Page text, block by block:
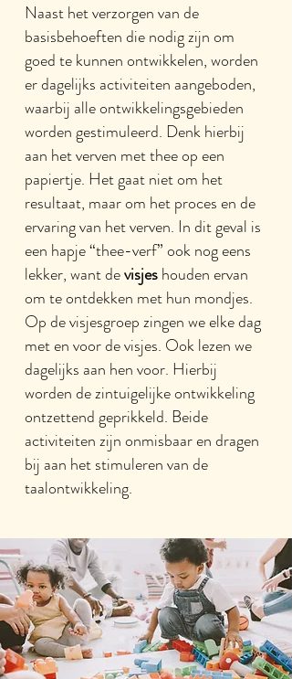
Naast het verzorgen van de
basisbehoeften die nodig zijn om
goed te kunnen ontwikkelen, worden
er dagelijks activiteiten aangeboden,
waarbij alle ontwikkelingsgebieden
worden gestimuleerd. Denk hierbij
aan het verven met thee op een
papiertje. Het gaat niet om het
resultaat, maar om het proces en de
ervaring van het verven. In dit geval is
een hapje “thee-verf” ook nog eens
lekker, want devisjeshouden ervan
om te ontdekken met hun mondjes.
Op de visjesgroep zingen we elke dag
met en voor de visjes. Ook lezen we
dagelijks aan hen voor. Hierbij
worden de zintuigelijke ontwikkeling
ontzettend geprikkeld. Beide
activiteiten zijn onmisbaar en dragen
bij aan het stimuleren van de
taalontwikkeling.